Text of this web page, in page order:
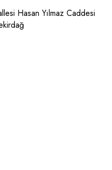
Hasan Yılmaz Caddesi